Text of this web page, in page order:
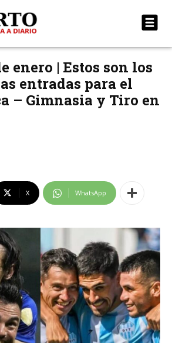
enero | Estos son los
entradas para el
– Gimnasia y Tiro en
X WhatsApp